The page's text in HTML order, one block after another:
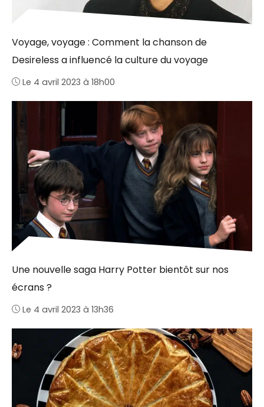
Voyage, voyage : Comment la chanson de
Desireless a influencé la culture du voyage
Le 4 avril 2023 à 18h00
Une nouvelle saga Harry Potter bientôt sur nos
écrans ?
Le 4 avril 2023 à 13h36